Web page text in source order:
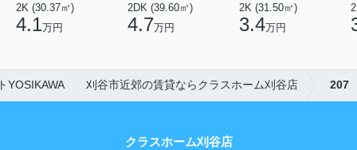
2K (30.37㎡)
4.1万円
2DK (39.60㎡)
4.7万円
2K (31.50㎡)
3.4万円
YOSIKAWA 刈谷市近郊の賃貸ならクラスホーム刈谷店 207
クラスホーム刈谷店